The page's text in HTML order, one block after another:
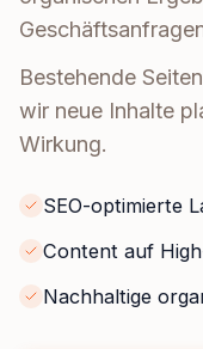
Bestehende
wir neue Inhalte
Wirkung.
SEO-optimierte
Content auf
Nachhaltige